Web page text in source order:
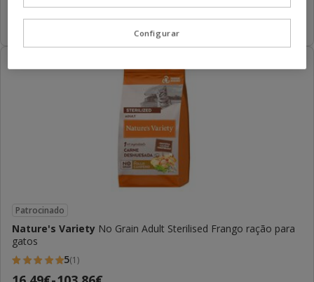
Adicionar
Patrocinado
Nature's Variety No Grain Adult Sterilised Frango ração para
gatos
5
5(1)
Configurar